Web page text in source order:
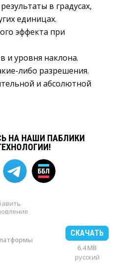
в градусах,
единицах.
эффекта при
и уровня наклона.
либо разрешения.
и абсолютной
НА НАШИ ПАБЛИКИ
СКАЧАТЬ
6.4 MB
русский